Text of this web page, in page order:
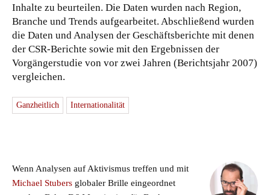
Inhalte zu beurteilen. Die Daten wurden nach Region,
Branche und Trends aufgearbeitet. Abschließend wurden
die Daten und Analysen der Geschäftsberichte mit denen
der CSR-Berichte sowie mit den Ergebnissen der
Vorgängerstudie von vor zwei Jahren (Berichtsjahr 2007)
vergleichen.
Ganzheitlich Internationalität
Wenn Analysen auf Aktivismus treffen und mit
Michael Stubers globaler Brille eingeordnet